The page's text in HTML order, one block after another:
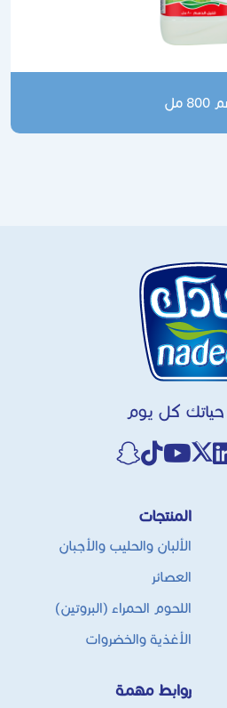
كل يوم
المنتجات
الألبان والحليب والأجبان
العصائر
اللحوم الحمراء (البروتين)
الأغذية والخضروات
روابط مهمة